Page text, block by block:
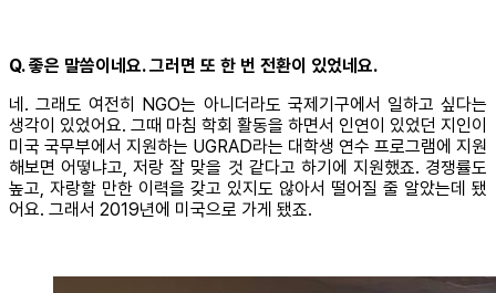
Q. 좋은 말씀이네요. 그러면 또 한 번 전환이 있었네요.
네. 그래도 여전히 NGO는 아니더라도 국제기구에서 일하고 싶다는
생각이 있었어요. 그때 마침 학회 활동을 하면서 인연이 있었던 지인이
미국 국무부에서 지원하는 UGRAD라는 대학생 연수 프로그램에 지원
해보면 어떻냐고, 저랑 잘 맞을 것 같다고 하기에 지원했죠. 경쟁률도
높고, 자랑할 만한 이력을 갖고 있지도 않아서 떨어질 줄 알았는데 됐
어요. 그래서 2019년에 미국으로 가게 됐죠.